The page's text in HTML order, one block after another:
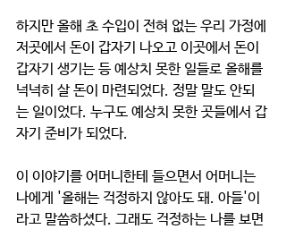
하지만 올해 초 수입이 전혀 없는 우리 가정에
저곳에서 돈이 갑자기 나오고 이곳에서 돈이
갑자기 생기는 등 예상치 못한 일들로 올해를
넉넉히 살 돈이 마련되었다. 정말 말도 안되
는 일이었다. 누구도 예상치 못한 곳들에서 갑
자기 준비가 되었다.
이 이야기를 어머니한테 들으면서 어머니는
나에게 '올해는 걱정하지 않아도 돼. 아들'이
라고 말씀하셨다. 그래도 걱정하는 나를 보면